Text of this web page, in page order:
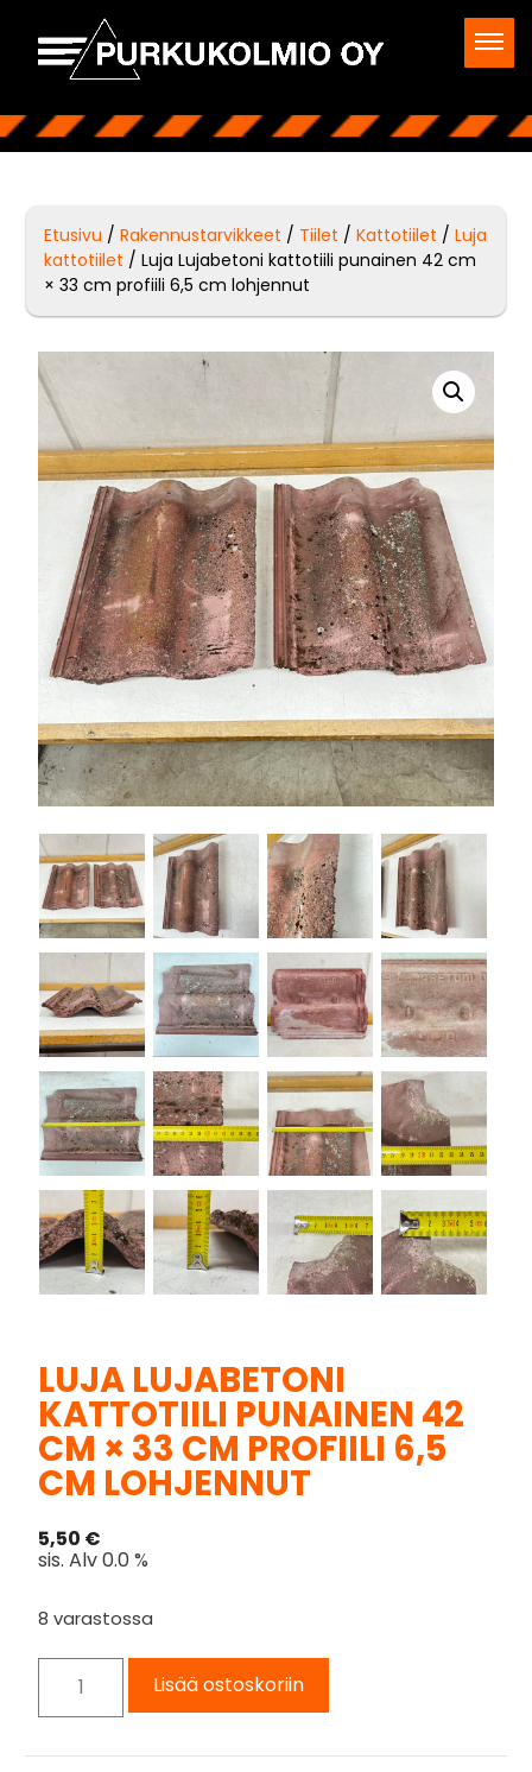
Etusivu /Rakennustarvikkeet / Tiilet /Kattotiilet /Luja
kattotiilet / Luja Lujabetoni kattotiili punainen 42 cm
× 33 cm profiili 6,5 cm lohjennut
LUJA LUJABETONI
KATTOTIILI PUNAINEN 42
CM × 33 CM PROFIILI 6,5
CM LOHJENNUT
5,50 €
sis. Alv 0.0 %
8 varastossa
Lisää ostoskoriin